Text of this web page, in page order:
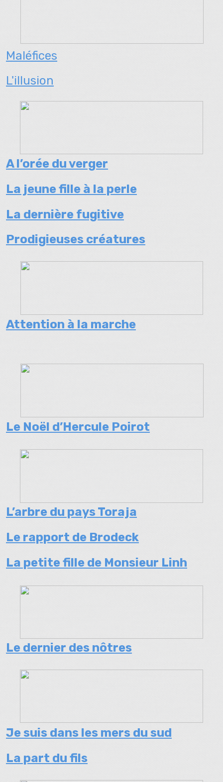
Maléfices
L'illusion
A l’orée du verger
La jeune fille à la perle
La dernière fugitive
Prodigieuses créatures
Attention à la marche
Le Noël d’Hercule Poirot
L’arbre du pays Toraja
Le rapport de Brodeck
La petite fille de Monsieur Linh
Le dernier des nôtres
Je suis dans les mers du sud
La part du fils